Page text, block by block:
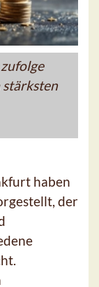
stärksten
haben
der